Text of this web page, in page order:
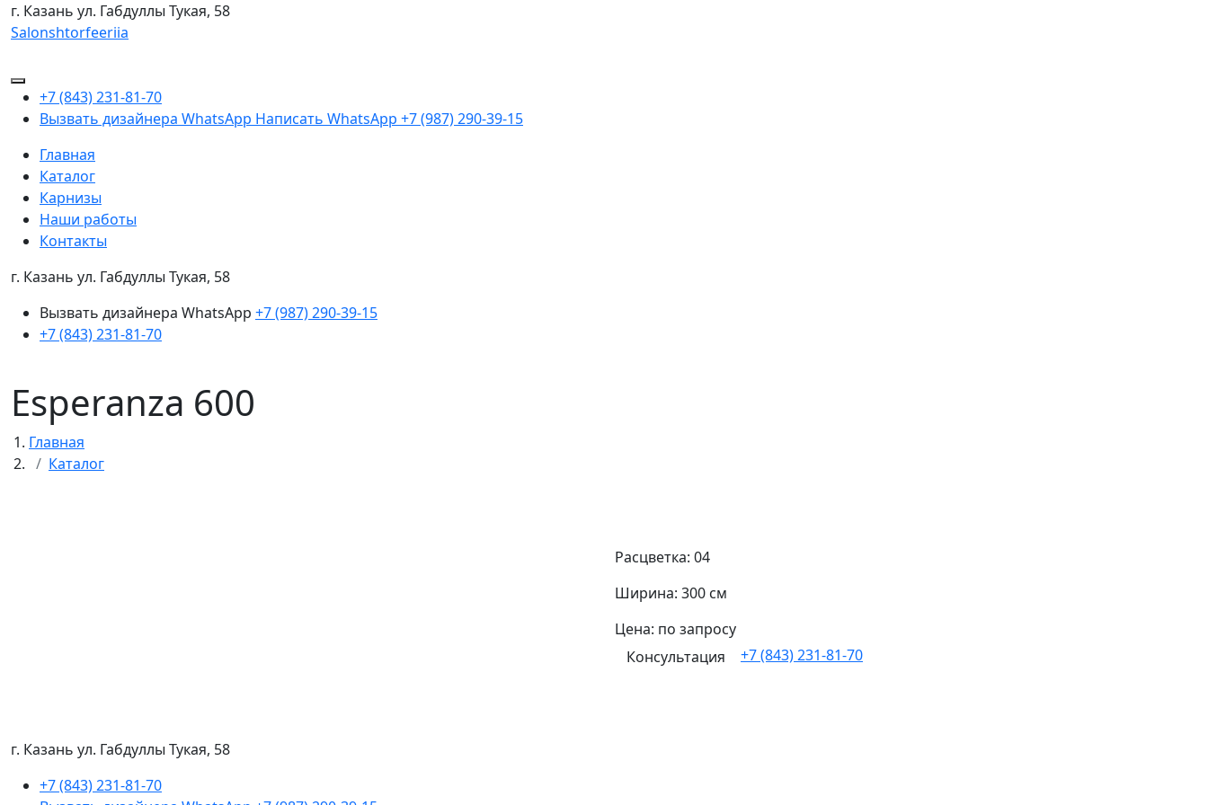
г. Казань ул. Габдуллы Тукая, 58
Salonshtorfeeriia
+7 (843) 231-81-70
Вызвать дизайнера WhatsApp Написать WhatsApp +7 (987) 290-39-15
Главная
Каталог
Карнизы
Наши работы
Контакты
г. Казань ул. Габдуллы Тукая, 58
Вызвать дизайнера WhatsApp +7 (987) 290-39-15
+7 (843) 231-81-70
Esperanza 600
Главная
Каталог
Расцветка: 04
Ширина: 300 см
Цена: по запросу
Консультация
+7 (843) 231-81-70
г. Казань ул. Габдуллы Тукая, 58
+7 (843) 231-81-70